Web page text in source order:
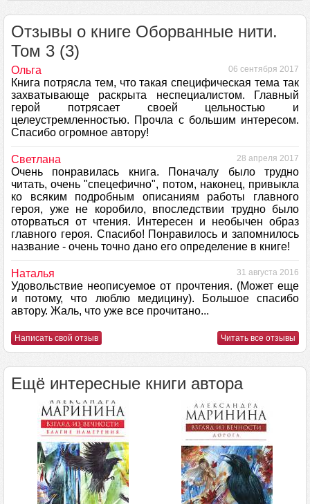
Отзывы о книге Оборванные нити.
Том 3 (3)
Ольга 06 сентября 2017
Книга потрясла тем, что такая специфическая тема так
захватывающе раскрыта неспециалистом. Главный
герой потрясает своей цельностью и
целеустремленностью. Прочла с большим интересом.
Спасибо огромное автору!
Светлана 28 апреля 2017
Очень понравилась книга. Поначалу было трудно
читать, очень "спецефично", потом, наконец, привыкла
ко всяким подробным описаниям работы главного
героя, уже не коробило, впоследствии трудно было
оторваться от чтения. Интересен и необычен образ
главного героя. Спасибо! Понравилось и запомнилось
название - очень точно дано его определение в книге!
Наталья 31 августа 2016
Удовольствие неописуемое от прочтения. (Может еще
и потому, что люблю медицину). Большое спасибо
автору. Жаль, что уже все прочитано...
Написать свой отзыв Читать все отзывы
Ещё интересные книги автора